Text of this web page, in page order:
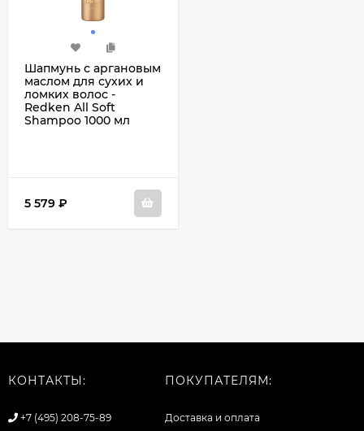
Шапмунь с аргановым
маслом для сухих и
ломких волос -
Redken All Soft
Shampoo 1000 мл
5 579 ₽
КОНТАКТЫ:
+7 (495) 208-75-89
ПОКУПАТЕЛЯМ:
Доставка и оплата